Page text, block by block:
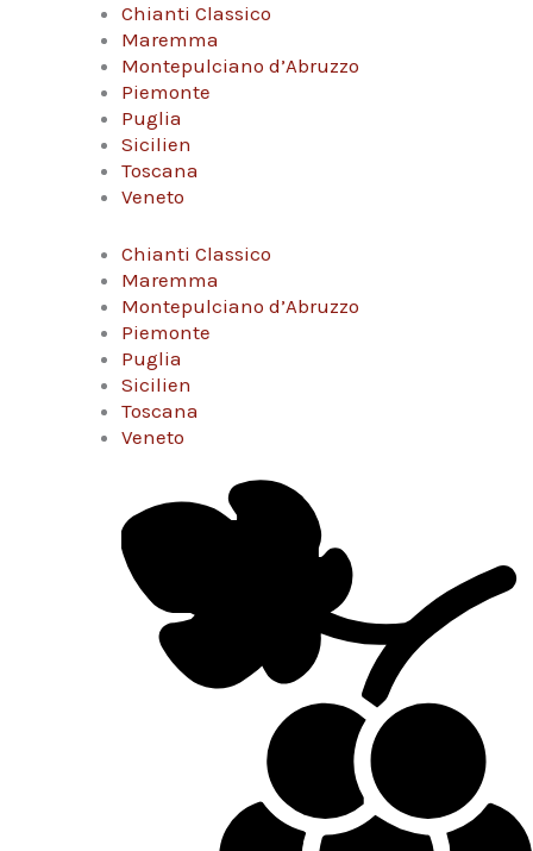
Chianti Classico
Maremma
Montepulciano d’Abruzzo
Piemonte
Puglia
Sicilien
Toscana
Veneto
Chianti Classico
Maremma
Montepulciano d’Abruzzo
Piemonte
Puglia
Sicilien
Toscana
Veneto